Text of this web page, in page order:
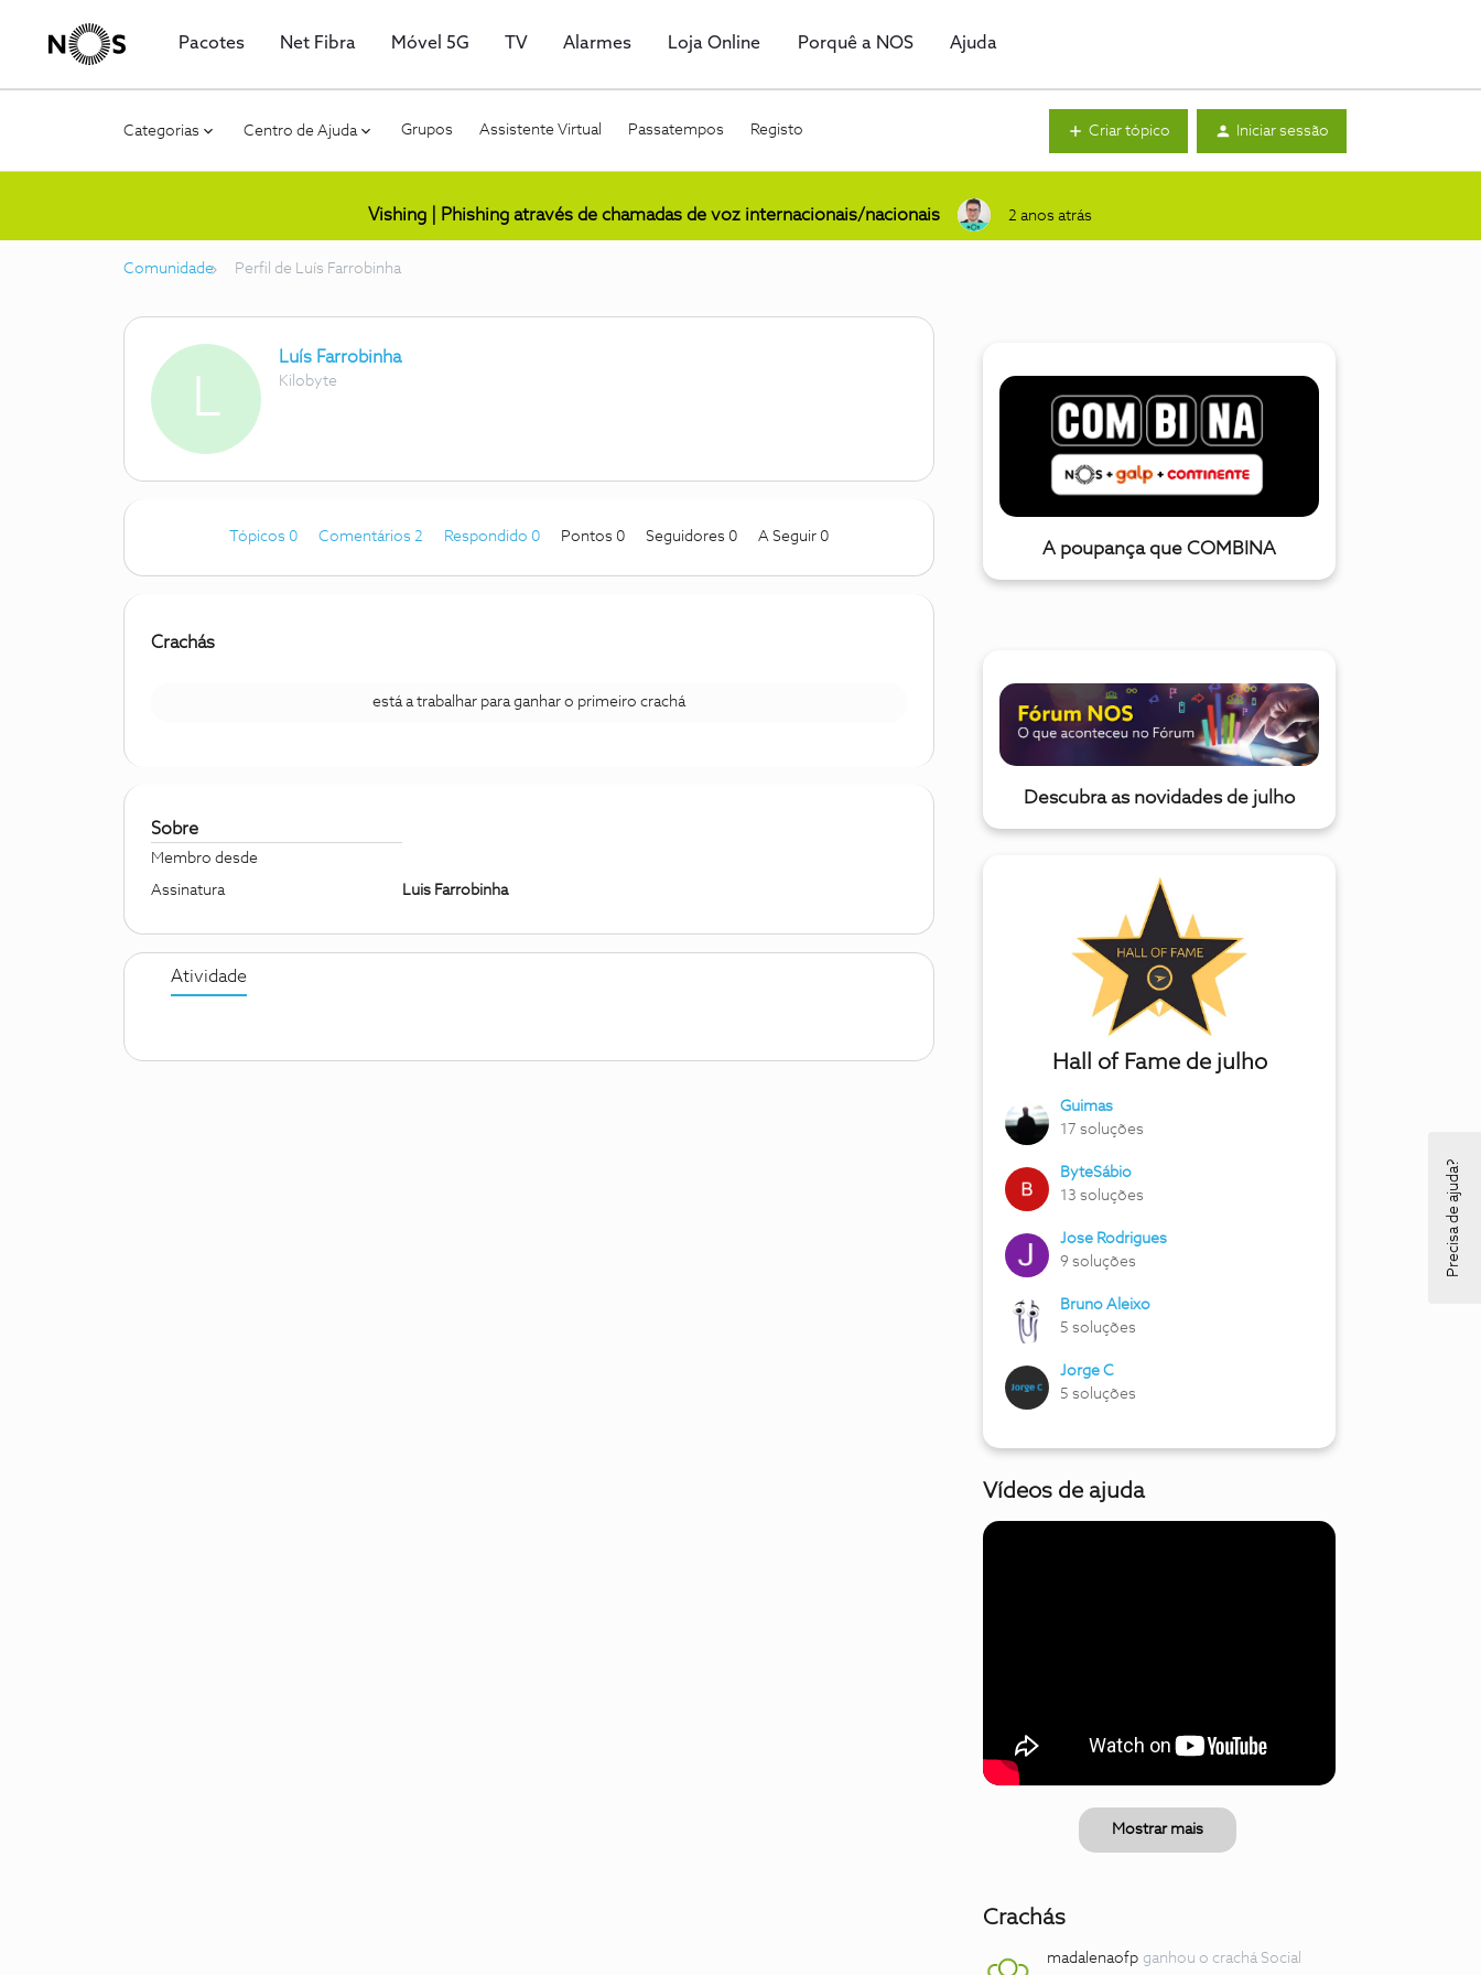
Pacotes Net Fibra Móvel 5G TV Alarmes Loja Online Porquê a NOS Ajuda
Categorias Centro de Ajuda Grupos Assistente Virtual Passatempos Registo Criar tópico Iniciar sessão
Vishing | Phishing através de chamadas de voz internacionais/nacionais 2 anos atrás
Comunidade Perfil de Luís Farrobinha
L
Luís Farrobinha
Kilobyte
Tópicos 0 Comentários 2 Respondido 0 Pontos 0 Seguidores 0 A Seguir 0
Crachás
está a trabalhar para ganhar o primeiro crachá
Sobre
Membro desde
Assinatura Luis Farrobinha
Atividade
A poupança que COMBINA
Descubra as novidades de julho
Hall of Fame de julho
Guimas
17 soluções
ByteSábio
13 soluções
Jose Rodrigues
9 soluções
Bruno Aleixo
5 soluções
Jorge C
5 soluções
Vídeos de ajuda
Mostrar mais
Crachás
madalenaofp ganhou o crachá Social
Precisa de ajuda?